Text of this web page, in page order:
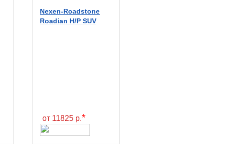
Nexen-Roadstone
Roadian H/P SUV
от 11825 р.*